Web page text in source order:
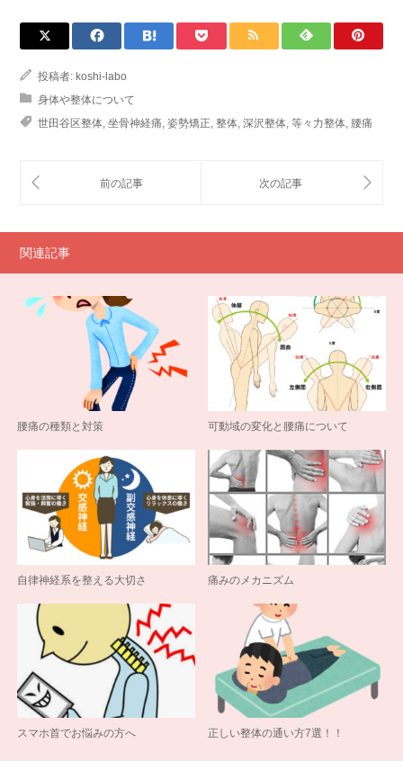
投稿者: koshi-labo
身体や整体について
世田谷区整体, 坐骨神経痛, 姿勢矯正, 整体, 深沢整体, 等々力整体, 腰痛
関連記事
腰痛の種類と対策 可動域の変化と腰痛について
自律神経系を整える大切さ 痛みのメカニズム
スマホ首でお悩みの方へ 正しい整体の通い方7選！！